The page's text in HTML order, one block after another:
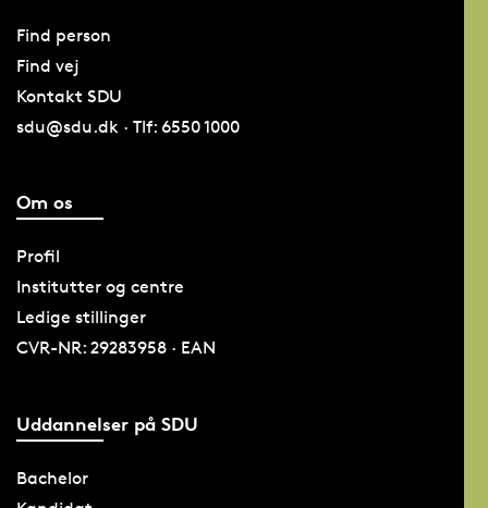
Find person
Find vej
Kontakt SDU
sdu@sdu.dk · Tlf: 6550 1000
Om os
Profil
Institutter og centre
Ledige stillinger
CVR-NR: 29283958 · EAN
Uddannelser på SDU
Bachelor